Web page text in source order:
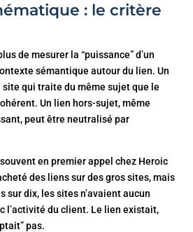
: le critère
de mesurer la “puissance” d’un
sémantique autour du lien. Un
site qui traite du même sujet que le
Un lien hors-sujet, même
peut être neutralisé par
en premier appel chez Heroic
des liens sur des gros sites, mais
sur dix, les sites n’avaient aucun
l’activité du client. Le lien existait,
pas.